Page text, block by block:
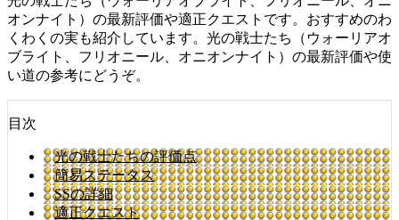
オンナイト）の最新評価や適正クエストです。おすすめのわ
くわくの実も紹介しています。光の戦士たち（ウォーリアオ
ブライト、フリオニール、オニオンナイト）の最新評価や使
い道の参考にどうぞ。
目次
光の戦士たちの評価点
簡易ステータス
SSの詳細
適正クエスト